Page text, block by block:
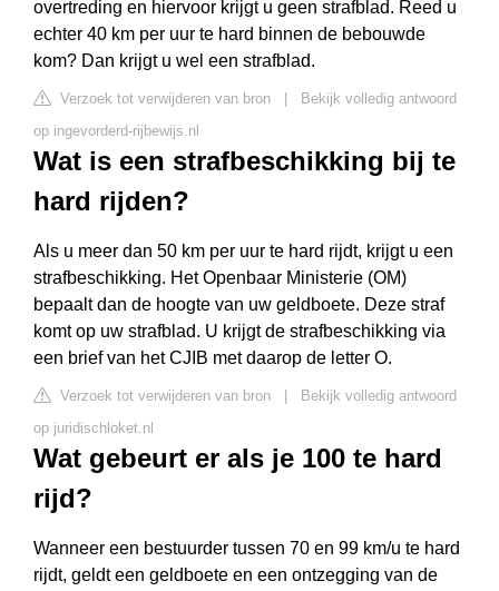
overtreding en hiervoor krijgt u geen strafblad. Reed u
echter 40 km per uur te hard binnen de bebouwde
kom? Dan krijgt u wel een strafblad.
Verzoek tot verwijderen van bron
Bekijk volledig antwoord
op ingevorderd-rijbewijs.nl
Wat is een strafbeschikking bij te
hard rijden?
Als u meer dan 50 km per uur te hard rijdt, krijgt u een
strafbeschikking. Het Openbaar Ministerie (OM)
bepaalt dan de hoogte van uw geldboete. Deze straf
komt op uw strafblad. U krijgt de strafbeschikking via
een brief van het CJIB met daarop de letter O.
Verzoek tot verwijderen van bron
Bekijk volledig antwoord
op juridischloket.nl
Wat gebeurt er als je 100 te hard
rijd?
Wanneer een bestuurder tussen 70 en 99 km/u te hard
rijdt, geldt een geldboete en een ontzegging van de